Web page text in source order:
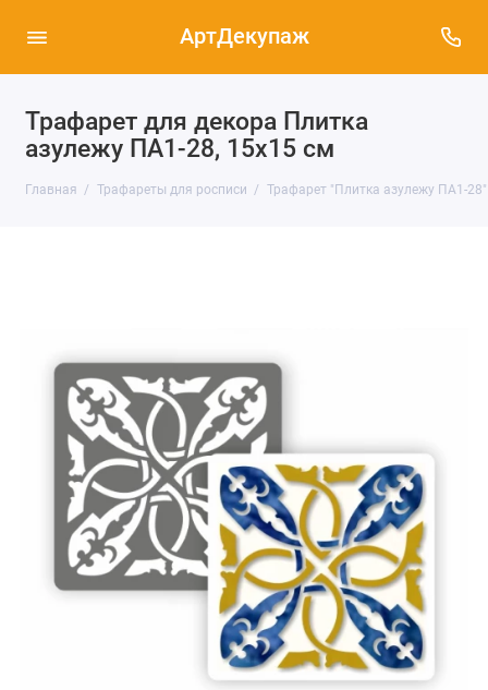
АртДекупаж
Трафарет для декора Плитка
азулежу ПА1-28, 15х15 см
Главная Трафареты для росписи Трафарет "Плитка азулежу ПА1-